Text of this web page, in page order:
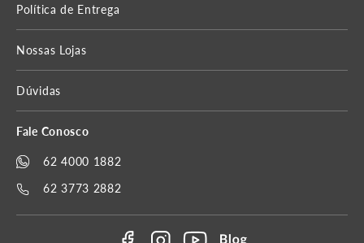
Política de Entrega
Nossas Lojas
Dúvidas
Fale Conosco
62 4000 1882
62 3773 2882